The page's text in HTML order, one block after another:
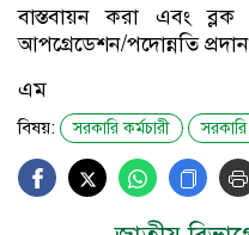
বাস্তবায়ন করা এবং
আপগ্রেডেশন/পদোন্নতি
এম
বিষয়: সরকারি কর্মচারী